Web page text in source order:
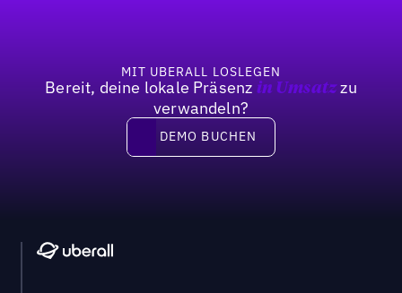
MIT UBERALL LOSLEGEN
Bereit, deine lokale Präsenz in Umsatzzu
verwandeln?
DEMO BUCHEN
DEMO BUCHEN